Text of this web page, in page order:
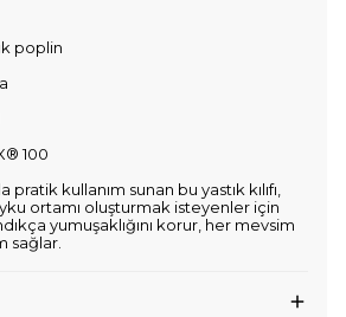
poplin
100
kullanım sunan bu yastık kılıfı,
ortamı oluşturmak isteyenler için
yumuşaklığını korur, her mevsim
sağlar.